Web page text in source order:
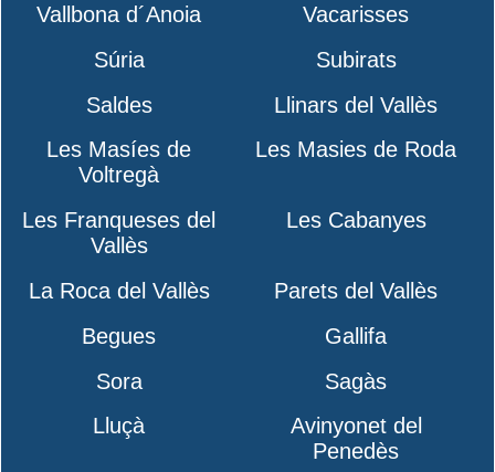
Vallbona d´Anoia
Vacarisses
Súria
Subirats
Saldes
Llinars del Vallès
Les Masíes de
Voltregà
Les Masies de Roda
Les Franqueses del
Vallès
Les Cabanyes
La Roca del Vallès
Parets del Vallès
Begues
Gallifa
Sora
Sagàs
Lluçà
Avinyonet del
Penedès